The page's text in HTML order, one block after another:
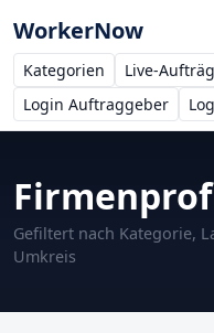
WorkerNow
Kategorien Live-
Login Auftraggeber
Gefiltert nach Kategorie,
Umkreis